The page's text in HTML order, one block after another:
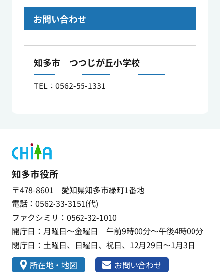
お問い合わせ
知多市 つつじが丘小学校
TEL：0562-55-1331
知多市役所
〒478-8601 愛知県知多市緑町1番地
電話：0562-33-3151(代)
ファクシミリ：0562-32-1010
開庁日：月曜日～金曜日 午前9時00分～午後4時00分
閉庁日：土曜日、日曜日、祝日、12月29日～1月3日
所在地・地図
お問い合わせ